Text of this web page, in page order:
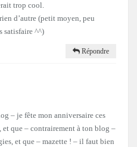
trop cool.
d’autre (petit moyen, peu
satisfaire ^^)
Répondre
– je fête mon anniversaire ces
et que – contrairement à ton blog –
et que – mazette ! – il faut bien